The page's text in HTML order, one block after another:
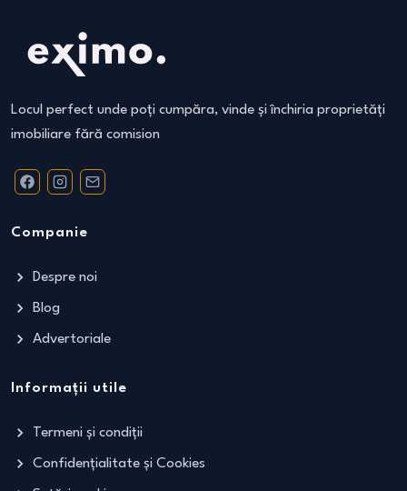
Locul perfect unde poți cumpăra, vinde și închiria proprietăți
imobiliare fără comision
Companie
Despre noi
Blog
Advertoriale
Informații utile
Termeni și condiții
Confidențialitate și Cookies